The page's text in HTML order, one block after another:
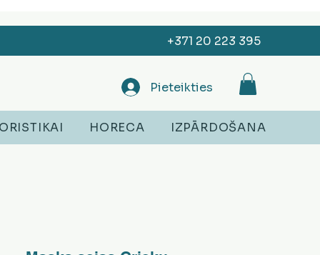
+371 20 223 395
Pieteikties
HORECA IZPĀRDOŠANA